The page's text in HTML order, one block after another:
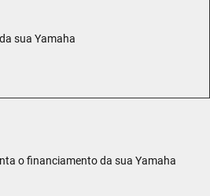
sua Yamaha
o financiamento da sua Yamaha